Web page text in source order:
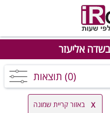
בשדה אליעזר
(0) תוצאות
באזור קריית שמונה